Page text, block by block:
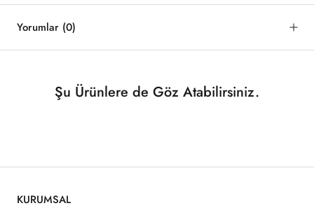
Yorumlar (0)
Şu Ürünlere de Göz Atabilirsiniz.
KURUMSAL